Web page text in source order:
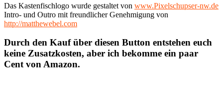
Das Kastenfischlogo wurde gestaltet von www.Pixelschupser-nw.de
Intro- und Outro mit freundlicher Genehmigung von
http://matthewebel.com
Durch den Kauf über diesen Button entstehen euch
keine Zusatzkosten, aber ich bekomme ein paar
Cent von Amazon.